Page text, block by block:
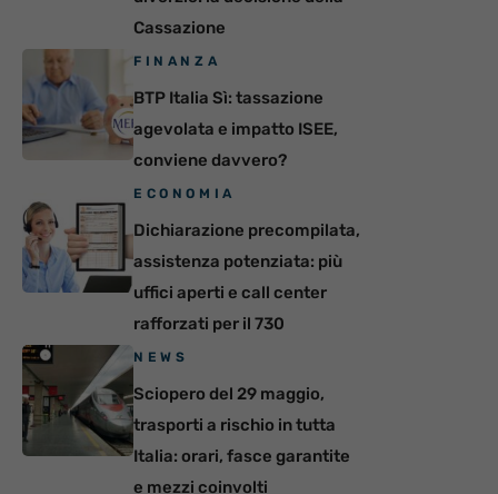
Cassazione
FINANZA
BTP Italia Sì: tassazione
agevolata e impatto ISEE,
conviene davvero?
ECONOMIA
Dichiarazione precompilata,
assistenza potenziata: più
uffici aperti e call center
rafforzati per il 730
NEWS
Sciopero del 29 maggio,
trasporti a rischio in tutta
Italia: orari, fasce garantite
e mezzi coinvolti